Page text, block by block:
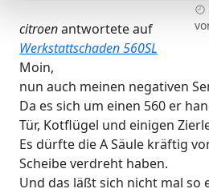
citroenantwortete auf
Werkstattschaden 560SL
Moin,
nun auch meinen negativen
Da es sich um einen 560 er
Tür, Kotflügel und einigen
Es dürfte die A Säule kräftig
Scheibe verdreht haben.
Und das läßt sich nicht mal so